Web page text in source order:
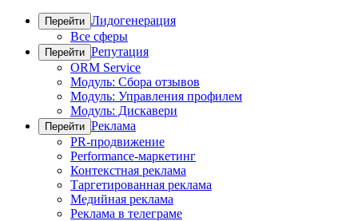
Перейти Лидогенерация
Все сферы
Перейти Репутация
ORM Service
Модуль: Сбора отзывов
Модуль: Управления профилем
Модуль: Дискавери
Перейти Реклама
PR-продвижение
Performance-маркетинг
Контекстная реклама
Таргетированная реклама
Медийная реклама
Реклама в телеграме